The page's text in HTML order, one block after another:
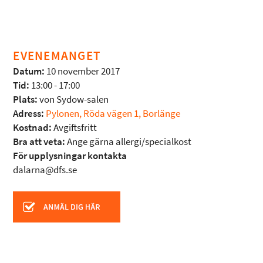
EVENEMANGET
Datum: 10 november 2017
Tid: 13:00 - 17:00
Plats:von Sydow-salen
Adress: Pylonen, Röda vägen 1, Borlänge
Kostnad:Avgiftsfritt
Bra att veta:Ange gärna allergi/specialkost
För upplysningar kontakta
dalarna@dfs.se